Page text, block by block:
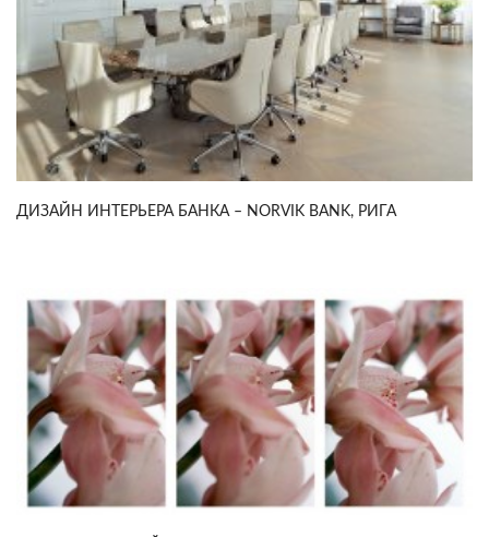
ДИЗАЙН ИНТЕРЬЕРА БАНКА – NORVIK BANK, РИГА